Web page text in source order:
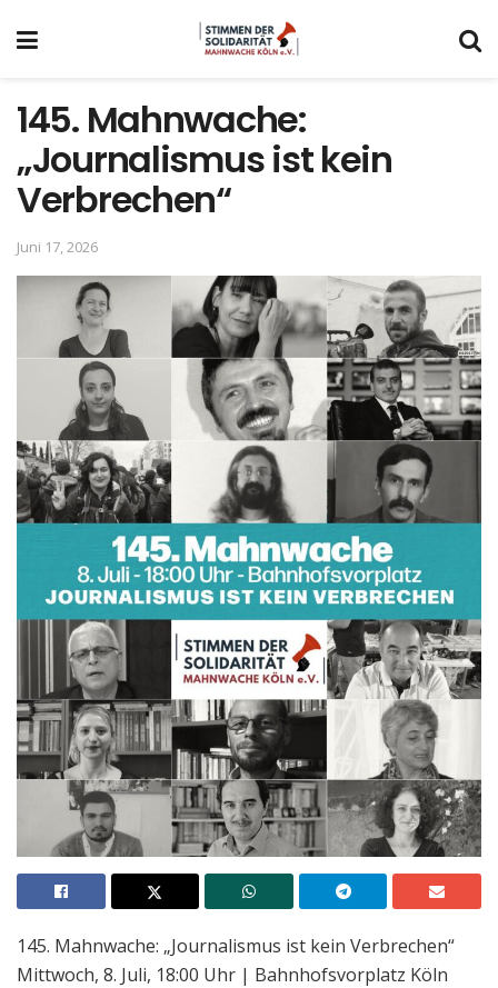
145. Mahnwache:
„Journalismus ist kein
Verbrechen“
Juni 17, 2026
145. Mahnwache: „Journalismus ist kein Verbrechen“
Mittwoch, 8. Juli, 18:00 Uhr | Bahnhofsvorplatz Köln